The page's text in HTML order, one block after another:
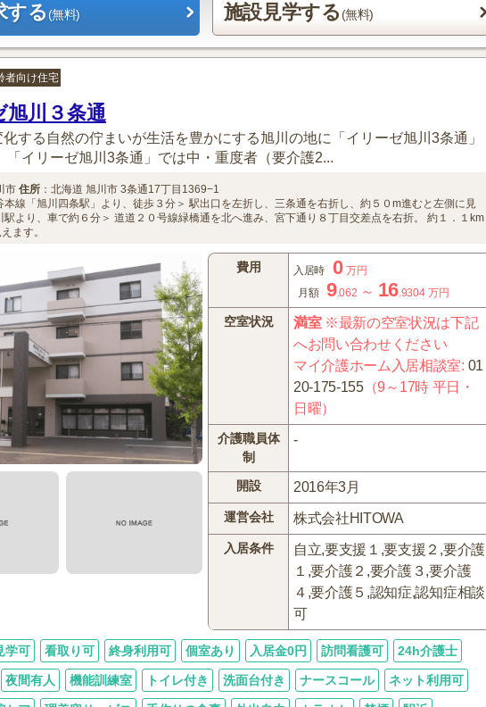
する(無料) 施設見学する (無料)
者向け住宅
旭川３条通
化する自然の佇まいが生活を豊かにする旭川の地に「イリーゼ旭川3条通」
「イリーゼ旭川3条通」では中・重度者（要介護2...
市 住所 ： 北海道 旭川市 3条通17丁目1369−1
線「旭川四条駅」より、徒歩３分＞ 駅出口を左折し、三条通を右折し、約５０m進むと左側に見
駅より、車で約６分＞ 道道２０号線緑橋通を北へ進み、宮下通り８丁目交差点を右折。
約１．１km
ます。
費用 入居時 0 万円
月額
9.062 ～ 16.9304 万円
空室状況 満室※最新の空室状況は下記
へお問い合わせください
マイ介護ホーム入居相談室: 01
20-175-155（9～17時 平日・
日曜）
介護職員体
制
-
開設 2016年3月
運営会社 株式会社HITOWA
入居条件
自立,要支援１,要支援２,要介護
１,要介護２,要介護３,要介護
４,要介護５,認知症,認知症相談
可
学可 看取り可 終身利用可 個室あり 入居金0円 訪問看護可 24h介護士
夜間有人 機能訓練室 トイレ付き 洗面台付き ナースコール ネット利用可